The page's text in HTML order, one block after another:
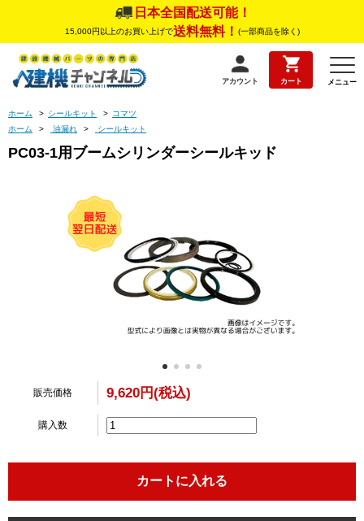
日本全国配送可能！
15,000円以上のお買い上げで送料無料！ (一部商品を除く)
アカウント カート メニュー
ホーム > シールキット > コマツ
ホーム
> 油漏れ > シールキット
PC03-1用ブームシリンダーシールキッド
販売価格 9,620円(税込)
購入数